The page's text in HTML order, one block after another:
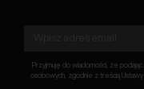
Przyjmuję do wiadomości, że
osobowych, zgodnie z treścią Ustawy